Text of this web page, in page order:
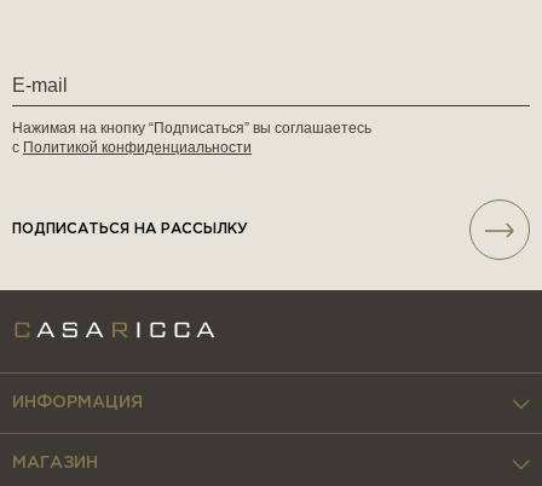
Нажимая на кнопку “Подписаться” вы соглашаетесь
с Политикой конфиденциальности
ПОДПИСАТЬСЯ НА РАССЫЛКУ
ИНФОРМАЦИЯ
МАГАЗИН